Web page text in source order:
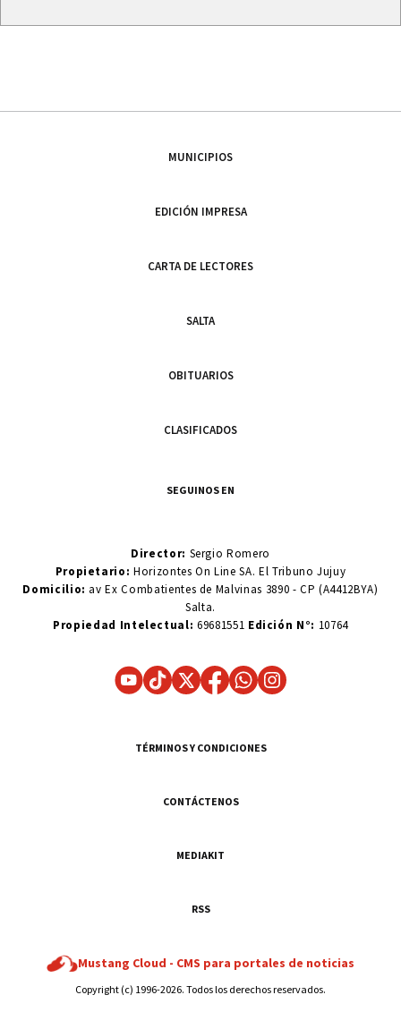
MUNICIPIOS
EDICIÓN IMPRESA
CARTA DE LECTORES
SALTA
OBITUARIOS
CLASIFICADOS
SEGUINOS EN
Director: Sergio Romero
Propietario:Horizontes On Line SA. El Tribuno Jujuy
Domicilio: av Ex Combatientes de Malvinas 3890 - CP (A4412BYA)
Salta.
Propiedad Intelectual: 69681551 Edición N°: 10764
TÉRMINOS Y CONDICIONES
CONTÁCTENOS
MEDIAKIT
RSS
Mustang Cloud - CMS para portales de noticias
Copyright (c) 1996-2026. Todos los derechos reservados.